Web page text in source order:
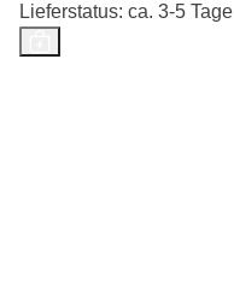
Lieferstatus: ca. 3-5 Tage